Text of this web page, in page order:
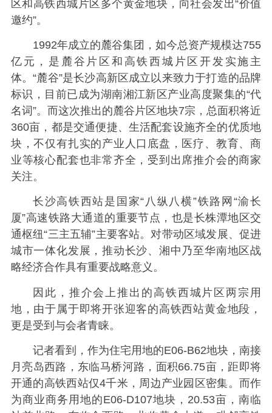
区和高铁西城片区多个黄金地块，向社会发出“价值
邀约”。
1992年成立的麓谷集团，如今总资产规模达755
亿元，是麓谷片区和高铁西城片区开发实施主
体。“麓谷”是长沙高新区成立以来致力于打造的品牌
标识，目前已成为湖南湘江新区产业高度聚集的“代
名词”。而这次推出的麓谷片区地块7宗，总面积将近
360亩，都是交通便捷、生活配套设施齐全的优质地
块，不仅有扎实的产业人口底盘，医疗、教育、商
业等核心配套也非常齐全，受到出席推介会的商家
关注。
长沙高铁西站是国家“八纵八横”铁路网“渝长
厦”高速铁路大通道的重要节点，也是长株潭地区交
通枢纽“三主五辅”主要客站。对带动区域发展、促进
城市一体化发展，推动长沙、湘中乃至华南地区战
略经济合作具有重要战略意义。
因此，推介会上推出的高铁西城片区两宗用
地，由于属于即将开张迎客的高铁西站黄金地段，
更是受到与会者青睐。
记者看到，作为住宅用地的E06-B62地块，南接
月亮岛西路，东临马桥河路，面积66.75亩，距即将
开通的高铁西站仅4千米，周边产业园区密集。 而作
为商业商务用地的E06-D107地块，20.53亩，南临